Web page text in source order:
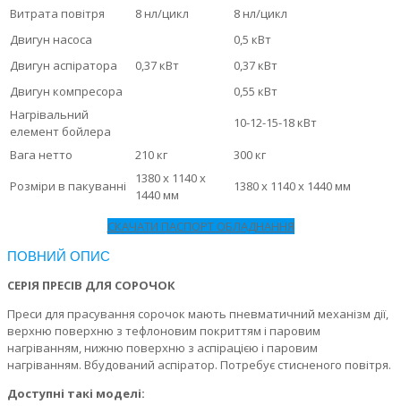
Витрата повітря
8 нл/цикл
8 нл/цикл
Двигун насоса
0,5 кВт
Двигун аспіратора
0,37 кВт
0,37 кВт
Двигун компресора
0,55 кВт
Нагрівальний
елемент бойлера
10-12-15-18 кВт
Вага нетто
210 кг
300 кг
Розміри в пакуванні
1380 x 1140 x
1440 мм
1380 x 1140 x 1440 мм
СКАЧАТИ ПАСПОРТ ОБЛАДНАННЯ
ПОВНИЙ ОПИС
СЕРІЯ ПРЕСІВ ДЛЯ СОРОЧОК
Преси для прасування сорочок мають пневматичний механізм дії,
верхню поверхню з тефлоновим покриттям і паровим
нагріванням, нижню поверхню з аспірацією і паровим
нагріванням. Вбудований аспіратор. Потребує стисненого повітря.
Доступні такі моделі: